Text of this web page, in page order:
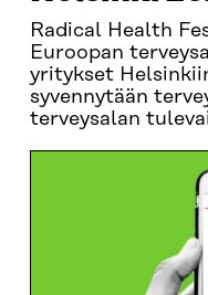
Radical Health
Euroopan
yritykset
syvennytään
terveysalan